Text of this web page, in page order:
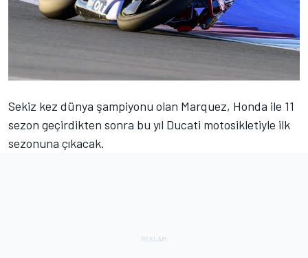
Sekiz kez dünya şampiyonu olan Marquez, Honda ile 11
sezon geçirdikten sonra bu yıl Ducati motosikletiyle ilk
sezonuna çıkacak.